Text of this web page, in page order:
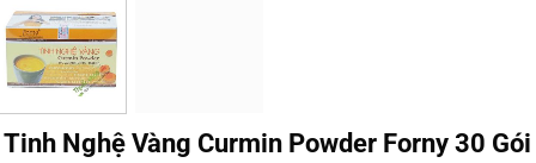
Tinh Nghệ Vàng Curmin Powder Forny 30 Gói